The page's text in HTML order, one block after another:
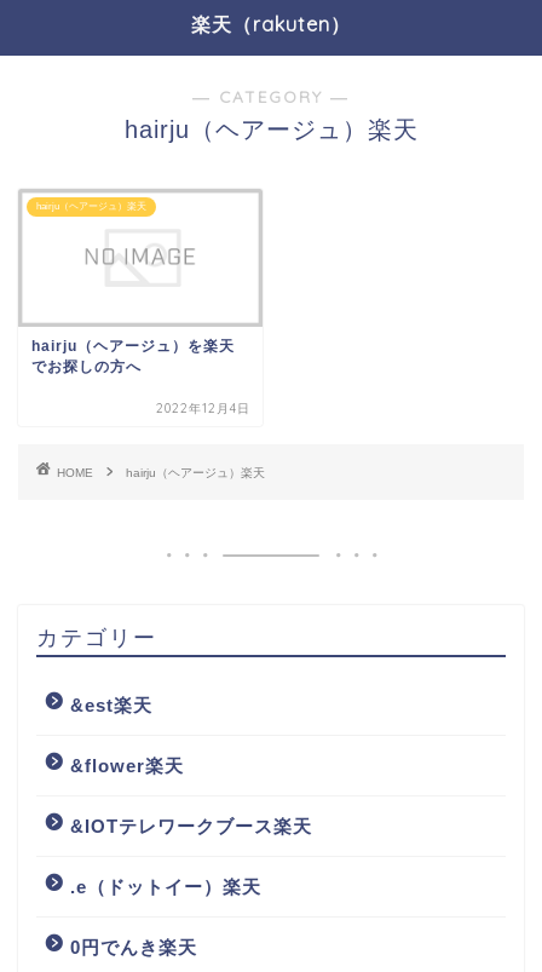
楽天（rakuten）
― CATEGORY ―
hairju（ヘアージュ）楽天
hairju（ヘアージュ）楽天
hairju（ヘアージュ）を楽天
でお探しの方へ
2022年12月4日
HOME hairju（ヘアージュ）楽天
カテゴリー
&est楽天
&flower楽天
&IOTテレワークブース楽天
.e（ドットイー）楽天
0円でんき楽天